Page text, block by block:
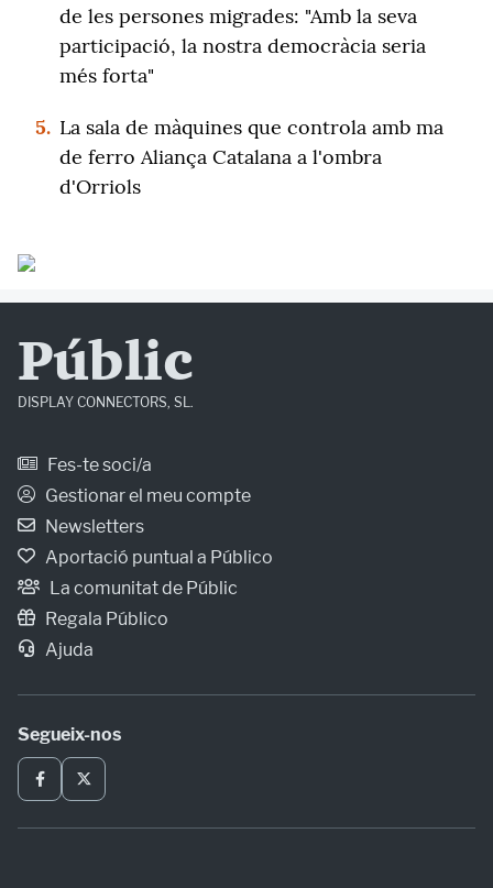
de les persones migrades: "Amb la seva
participació, la nostra democràcia seria
més forta"
5. La sala de màquines que controla amb ma
de ferro Aliança Catalana a l'ombra
d'Orriols
Públic
DISPLAY CONNECTORS, SL.
Fes-te soci/a
Gestionar el meu compte
Newsletters
Aportació puntual a Público
La comunitat de Públic
Regala Público
Ajuda
Segueix-nos